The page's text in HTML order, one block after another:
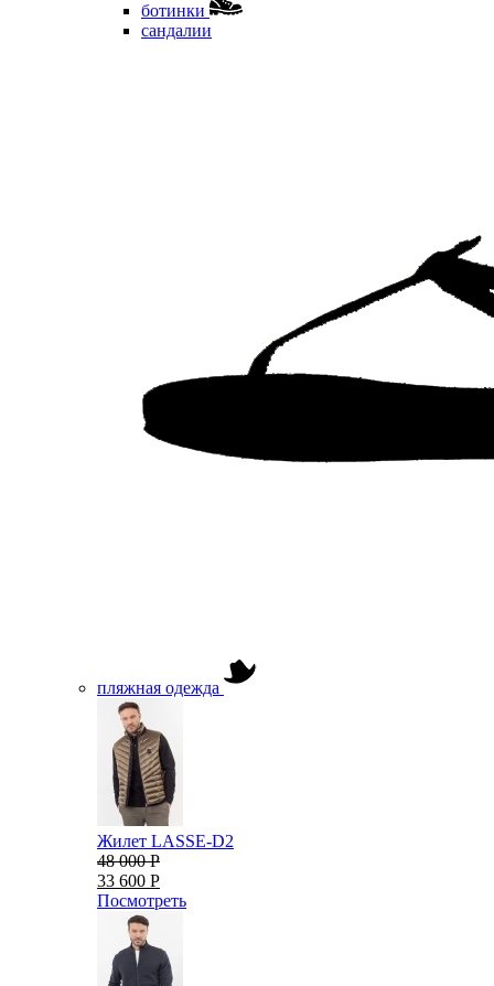
ботинки
сандалии
пляжная одежда
Жилет LASSE-D2
48 000 Р
33 600 Р
Посмотреть